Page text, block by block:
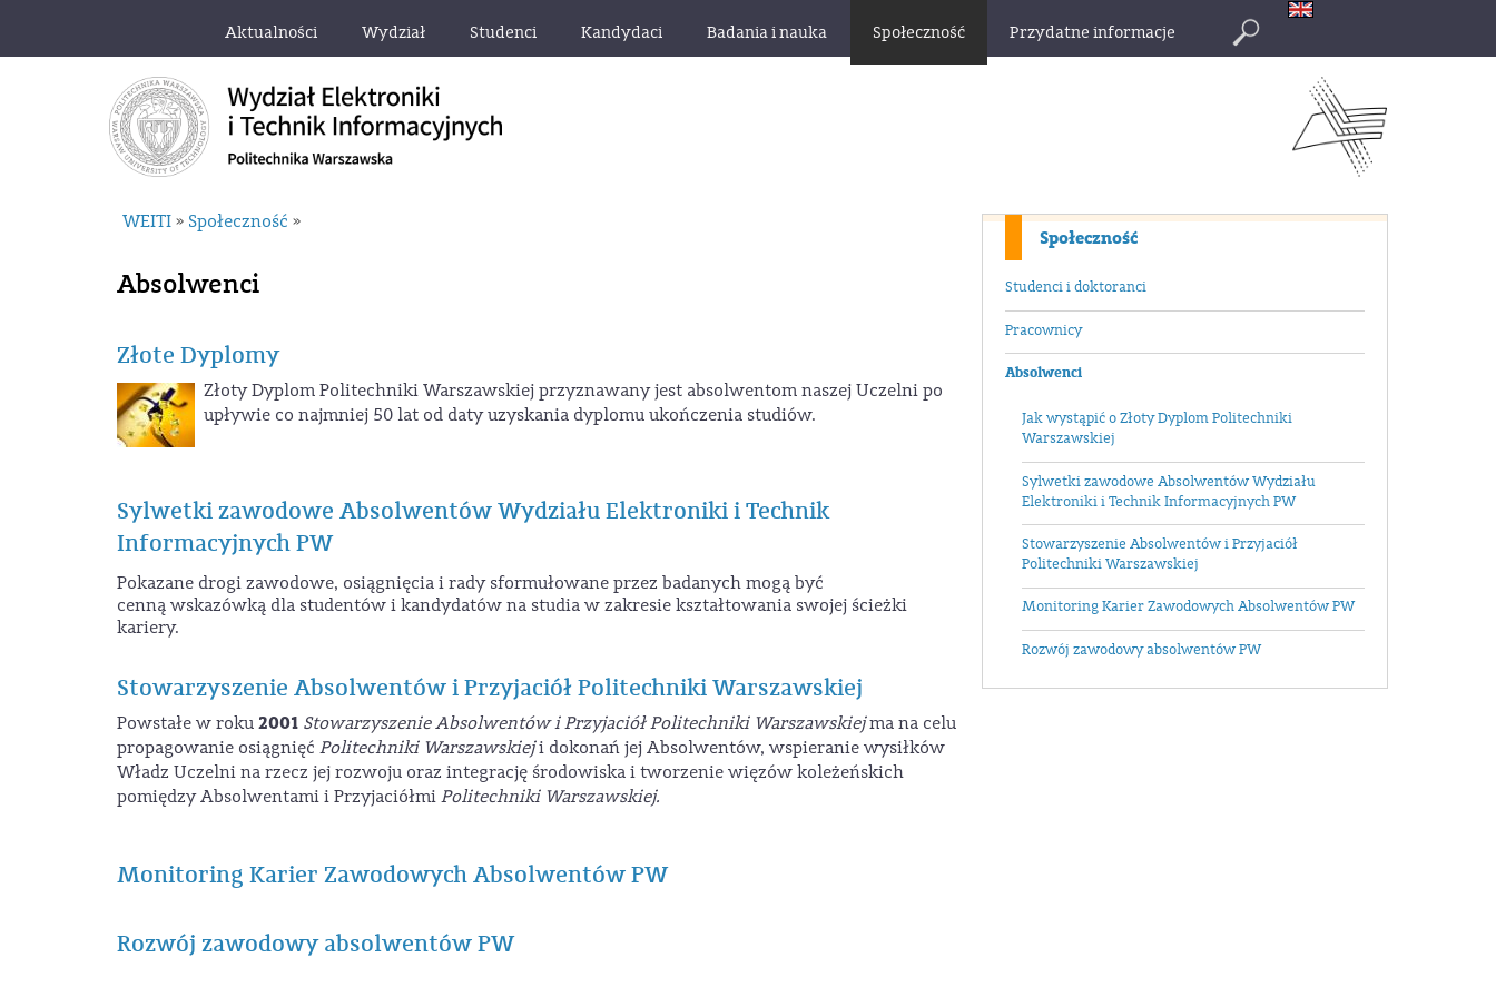
Aktualności Wydział Studenci Kandydaci Badania i nauka Społeczność Przydatne informacje
Społeczność
Studenci i doktoranci
Pracownicy
Absolwenci
Jak wystąpić o Złoty Dyplom Politechniki
Warszawskiej
Sylwetki zawodowe Absolwentów Wydziału
Elektroniki i Technik Informacyjnych PW
Stowarzyszenie Absolwentów i Przyjaciół
Politechniki Warszawskiej
Monitoring Karier Zawodowych Absolwentów PW
Rozwój zawodowy absolwentów PW
WEITI » Społeczność »
Absolwenci
Złote Dyplomy
Złoty Dyplom Politechniki Warszawskiej przyznawany jest absolwentom naszej Uczelni po
upływie co najmniej 50 lat od daty uzyskania dyplomu ukończenia studiów.
Sylwetki zawodowe Absolwentów Wydziału Elektroniki i Technik
Informacyjnych PW
Pokazane drogi zawodowe, osiągnięcia i rady sformułowane przez badanych mogą być
cenną wskazówką dla studentów i kandydatów na studia w zakresie kształtowania swojej ścieżki
kariery.
Stowarzyszenie Absolwentów i Przyjaciół Politechniki Warszawskiej
Powstałe w roku 2001 Stowarzyszenie Absolwentów i Przyjaciół Politechniki Warszawskiejma na celu
propagowanie osiągnięć Politechniki Warszawskieji dokonań jej Absolwentów, wspieranie wysiłków
Władz Uczelni na rzecz jej rozwoju oraz integrację środowiska i tworzenie więzów koleżeńskich
pomiędzy Absolwentami i Przyjaciółmi Politechniki Warszawskiej.
Monitoring Karier Zawodowych Absolwentów PW
Rozwój zawodowy absolwentów PW